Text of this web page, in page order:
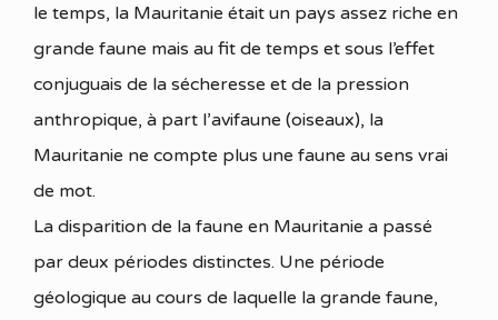
le temps, la Mauritanie était un pays assez riche en
grande faune mais au fit de temps et sous l’effet
conjuguais de la sécheresse et de la pression
anthropique, à part l’avifaune (oiseaux), la
Mauritanie ne compte plus une faune au sens vrai
de mot.
La disparition de la faune en Mauritanie a passé
par deux périodes distinctes. Une période
géologique au cours de laquelle la grande faune,